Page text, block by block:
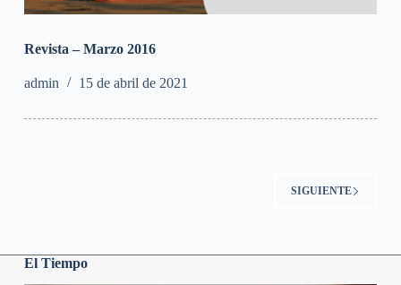
Revista – Marzo 2016
admin 15 de abril de 2021
SIGUIENTE
El Tiempo